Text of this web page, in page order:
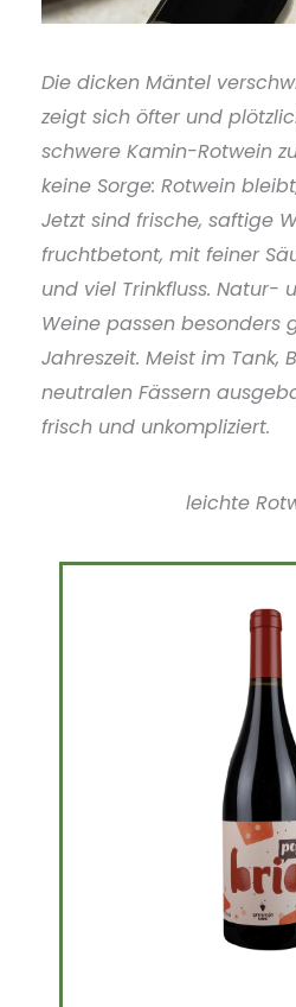
Die dicken Mäntel
zeigt sich öfter und
schwere Kamin-Rotwein
keine Sorge: Rotwein
Jetzt sind frische, saftige
fruchtbetont, mit feiner
und viel Trinkfluss. Natur-
Weine passen besonders
Jahreszeit. Meist im Tank,
neutralen Fässern
frisch und unkompliziert.
leichte